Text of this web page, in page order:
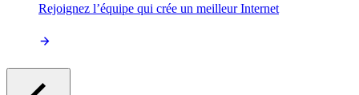
Rejoignez l’équipe qui crée un meilleur Internet